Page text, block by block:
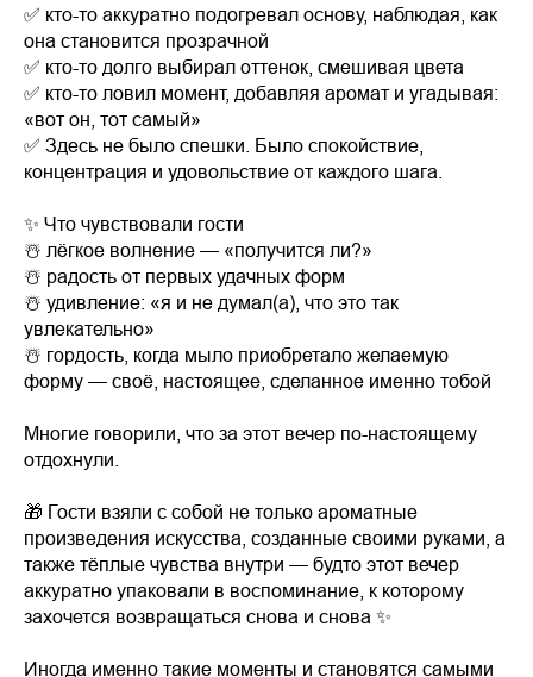
✅ кто-то аккуратно подогревал основу, наблюдая, как
она становится прозрачной
✅ кто-то долго выбирал оттенок, смешивая цвета
✅ кто-то ловил момент, добавляя аромат и угадывая:
«вот он, тот самый»
✅ Здесь не было спешки. Было спокойствие,
концентрация и удовольствие от каждого шага.
✨ Что чувствовали гости
☃️ лёгкое волнение — «получится ли?»
☃️ радость от первых удачных форм
☃️ удивление: «я и не думал(а), что это так
увлекательно»
☃️ гордость, когда мыло приобретало желаемую
форму — своё, настоящее, сделанное именно тобой
Многие говорили, что за этот вечер по-настоящему
отдохнули.
🎁 Гости взяли с собой не только ароматные
произведения искусства, созданные своими руками, а
также тёплые чувства внутри — будто этот вечер
аккуратно упаковали в воспоминание, к которому
захочется возвращаться снова и снова ✨
Иногда именно такие моменты и становятся самыми